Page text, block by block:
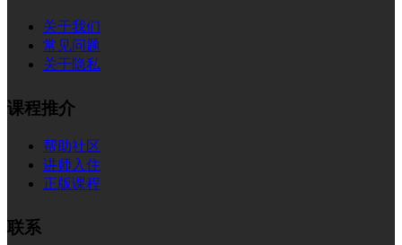
关于我们
常见问题
关于隐私
课程推介
帮助社区
讲师入住
正版课程
联系